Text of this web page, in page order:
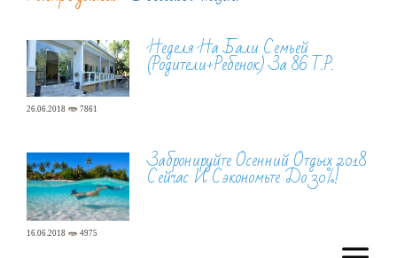
26.06.2018 7861
Неделя На Бали Семьей
(родители+ребенок) За 86 Т.р.
16.06.2018 4975
Забронируйте Осенний Отдых 2018
Сейчас И Сэкономьте До 30%!